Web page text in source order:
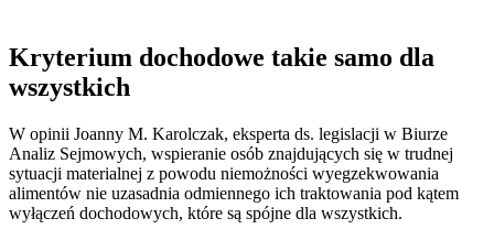
Kryterium dochodowe takie samo dla
wszystkich
W opinii Joanny M. Karolczak, eksperta ds. legislacji w Biurze
Analiz Sejmowych, wspieranie osób znajdujących się w trudnej
sytuacji materialnej z powodu niemożności wyegzekwowania
alimentów nie uzasadnia odmiennego ich traktowania pod kątem
wyłączeń dochodowych, które są spójne dla wszystkich.